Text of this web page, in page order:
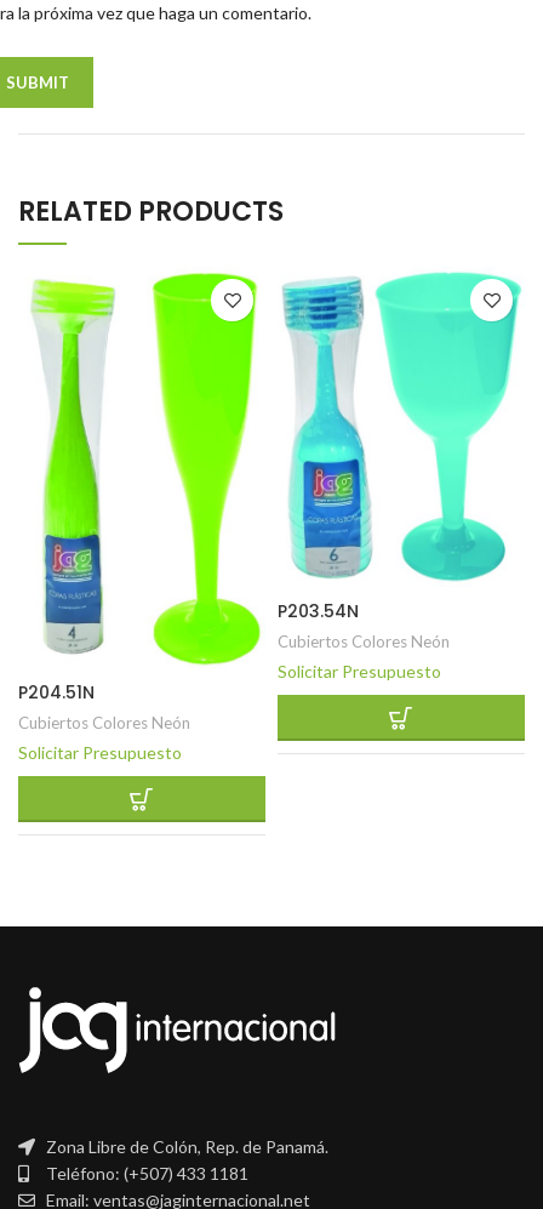
la próxima vez que haga un comentario.
RELATED PRODUCTS
P204.51N
Cubiertos Colores Neón
Solicitar Presupuesto
P203.54N
Cubiertos Colores Neón
Solicitar Presupuesto
Zona Libre de Colón, Rep. de Panamá.
Teléfono: (+507) 433 1181
Email: ventas@jaginternacional.net